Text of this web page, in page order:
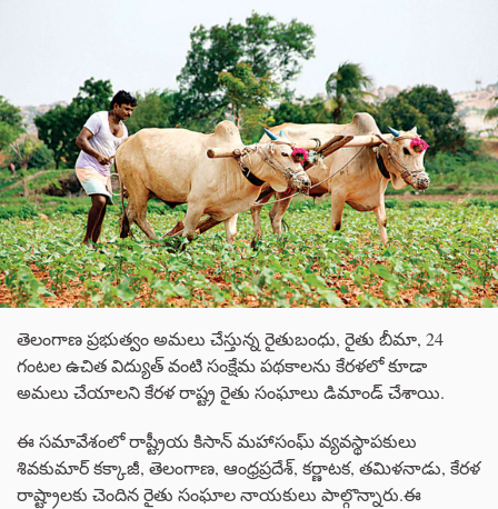
తెలంగాణ ప్రభుత్వం అమలు చేస్తున్న రైతుబంధు, రైతు బీమా, 24
గంటల ఉచిత విద్యుత్ వంటి సంక్షేమ పథకాలను కేరళలో కూడా
అమలు చేయాలని కేరళ రాష్ట్ర రైతు సంఘాలు డిమాండ్ చేశాయి.
ఈ సమావేశంలో రాష్ట్రీయ కిసాన్ మహాసంఘ్ వ్యవస్థాపకులు
శివకుమార్ కక్కాజీ, తెలంగాణ, ఆంధ్రప్రదేశ్, కర్ణాటక, తమిళనాడు, కేరళ
రాష్ట్రాలకు చెందిన రైతు సంఘాల నాయకులు పాల్గొన్నారు.ఈ